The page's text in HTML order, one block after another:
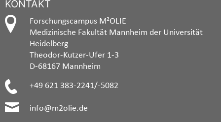
KONTAKT
Forschungscampus M²OLIE
Medizinische Fakultät Mannheim der Universität
Heidelberg
Theodor-Kutzer-Ufer 1-3
D-68167 Mannheim
+49 621 383-2241/-5082
info@m2olie.de